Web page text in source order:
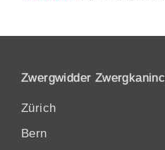
Zwergwidder
Zürich
Bern